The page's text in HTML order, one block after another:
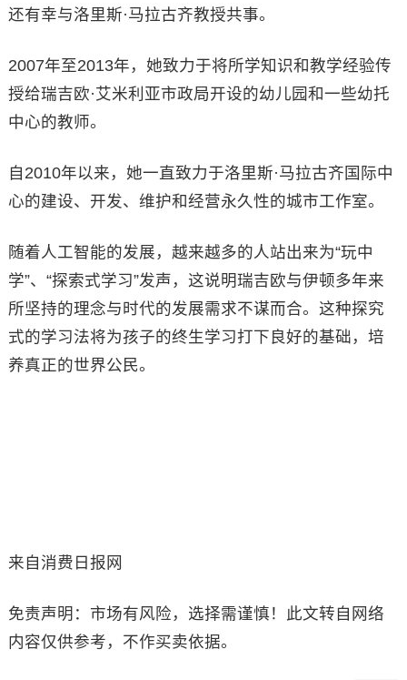
还有幸与洛里斯·马拉古齐教授共事。
2007年至2013年，她致力于将所学知识和教学经验传
授给瑞吉欧·艾米利亚市政局开设的幼儿园和一些幼托
中心的教师。
自2010年以来，她一直致力于洛里斯·马拉古齐国际中
心的建设、开发、维护和经营永久性的城市工作室。
随着人工智能的发展，越来越多的人站出来为“玩中
学”、“探索式学习”发声，这说明瑞吉欧与伊顿多年来
所坚持的理念与时代的发展需求不谋而合。这种探究
式的学习法将为孩子的终生学习打下良好的基础，培
养真正的世界公民。
来自消费日报网
免责声明：市场有风险，选择需谨慎！此文转自网络
内容仅供参考，不作买卖依据。